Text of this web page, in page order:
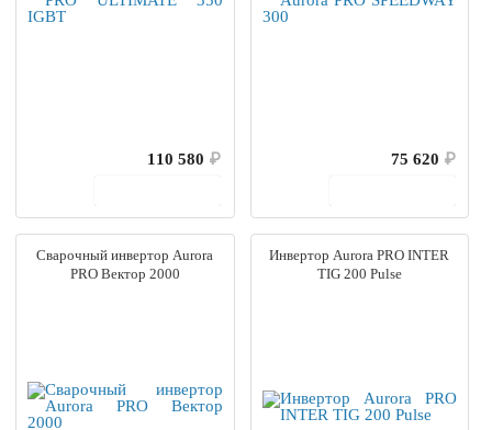
110 580 ₽
75 620 ₽
Сварочный инвертор Aurora
PRO Вектор 2000
Инвертор Aurora PRO INTER
TIG 200 Pulse